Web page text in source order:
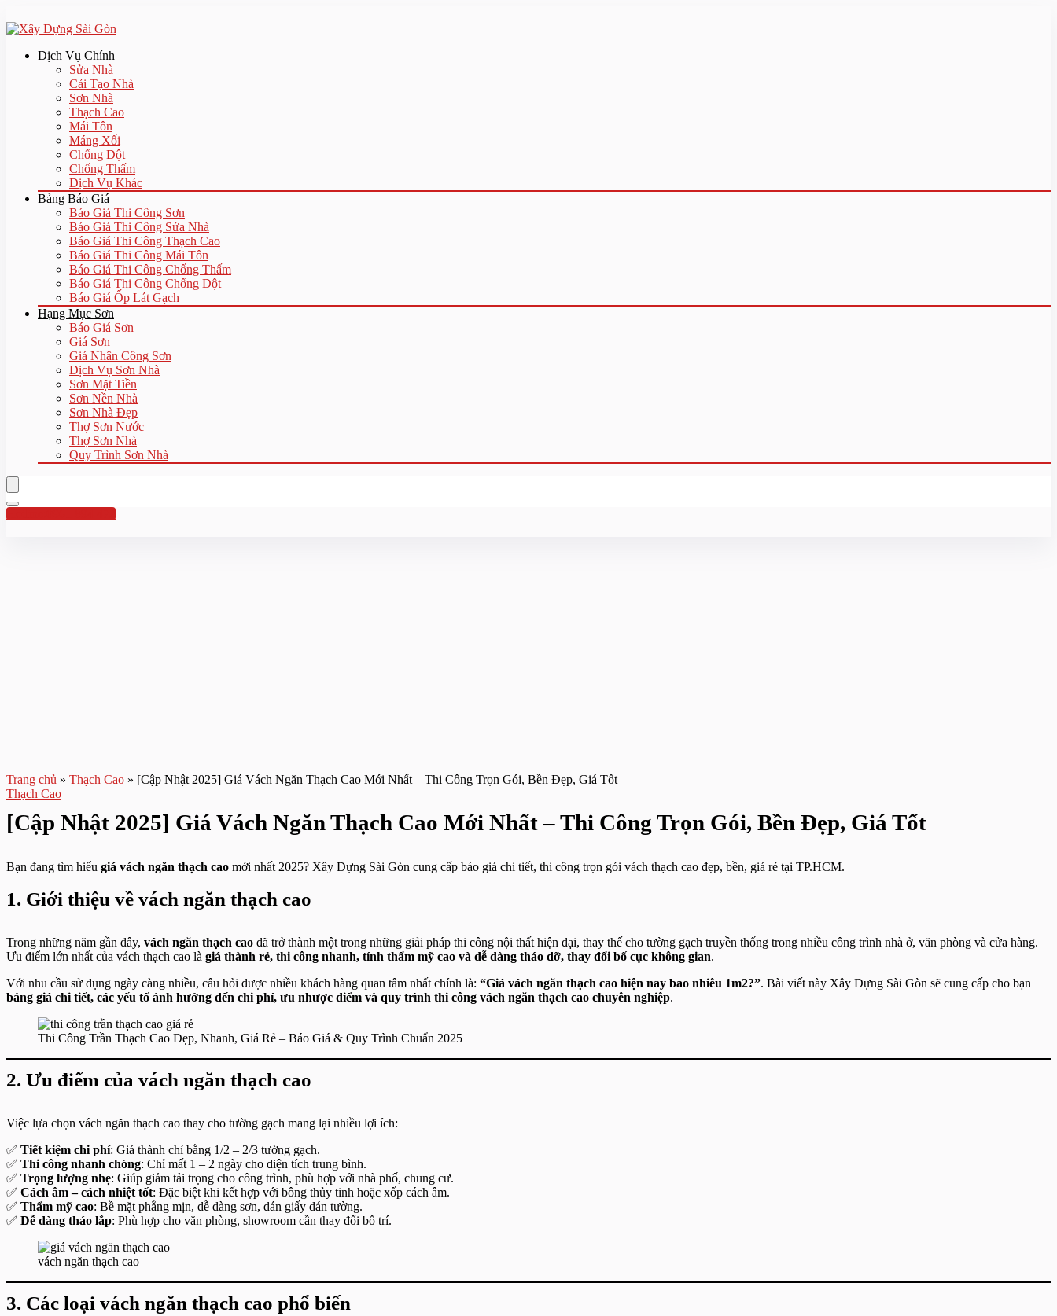
Dịch Vụ Chính
Sửa Nhà
Cải Tạo Nhà
Sơn Nhà
Thạch Cao
Mái Tôn
Máng Xối
Chống Dột
Chống Thấm
Dịch Vụ Khác
Bảng Báo Giá
Báo Giá Thi Công Sơn
Báo Giá Thi Công Sửa Nhà
Báo Giá Thi Công Thạch Cao
Báo Giá Thi Công Mái Tôn
Báo Giá Thi Công Chống Thấm
Báo Giá Thi Công Chống Dột
Báo Giá Ốp Lát Gạch
Hạng Mục Sơn
Báo Giá Sơn
Giá Sơn
Giá Nhân Công Sơn
Dịch Vụ Sơn Nhà
Sơn Mặt Tiền
Sơn Nền Nhà
Sơn Nhà Đẹp
Thợ Sơn Nước
Thợ Sơn Nhà
Quy Trình Sơn Nhà
Hotline:0961 894 472
Trang chủ » Thạch Cao » [Cập Nhật 2025] Giá Vách Ngăn Thạch Cao Mới Nhất – Thi Công Trọn Gói, Bền Đẹp, Giá Tốt
Thạch Cao
[Cập Nhật 2025] Giá Vách Ngăn Thạch Cao Mới Nhất – Thi Công Trọn Gói, Bền Đẹp, Giá Tốt
Bạn đang tìm hiểu giá vách ngăn thạch cao mới nhất 2025? Xây Dựng Sài Gòn cung cấp báo giá chi tiết, thi công trọn gói vách thạch cao đẹp, bền, giá rẻ tại TP.HCM.
1. Giới thiệu về vách ngăn thạch cao
Trong những năm gần đây, vách ngăn thạch cao đã trở thành một trong những giải pháp thi công nội thất hiện đại, thay thế cho tường gạch truyền thống trong nhiều công trình nhà ở, văn phòng và cửa hàng.
Ưu điểm lớn nhất của vách thạch cao là giá thành rẻ, thi công nhanh, tính thẩm mỹ cao và dễ dàng tháo dỡ, thay đổi bố cục không gian.
Với nhu cầu sử dụng ngày càng nhiều, câu hỏi được nhiều khách hàng quan tâm nhất chính là: “Giá vách ngăn thạch cao hiện nay bao nhiêu 1m2?”. Bài viết này Xây Dựng Sài Gòn sẽ cung cấp cho bạn
bảng giá chi tiết, các yếu tố ảnh hưởng đến chi phí, ưu nhược điểm và quy trình thi công vách ngăn thạch cao chuyên nghiệp.
Thi Công Trần Thạch Cao Đẹp, Nhanh, Giá Rẻ – Báo Giá & Quy Trình Chuẩn 2025
2. Ưu điểm của vách ngăn thạch cao
Việc lựa chọn vách ngăn thạch cao thay cho tường gạch mang lại nhiều lợi ích:
✅ Tiết kiệm chi phí: Giá thành chỉ bằng 1/2 – 2/3 tường gạch.
✅ Thi công nhanh chóng: Chỉ mất 1 – 2 ngày cho diện tích trung bình.
✅ Trọng lượng nhẹ: Giúp giảm tải trọng cho công trình, phù hợp với nhà phố, chung cư.
✅ Cách âm – cách nhiệt tốt: Đặc biệt khi kết hợp với bông thủy tinh hoặc xốp cách âm.
✅ Thẩm mỹ cao: Bề mặt phẳng mịn, dễ dàng sơn, dán giấy dán tường.
✅ Dễ dàng tháo lắp: Phù hợp cho văn phòng, showroom cần thay đổi bố trí.
vách ngăn thạch cao
3. Các loại vách ngăn thạch cao phổ biến